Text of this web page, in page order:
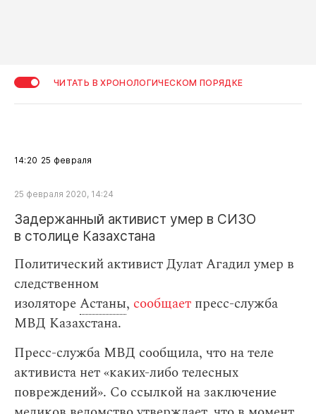
ЧИТАТЬ В ХРОНОЛОГИЧЕСКОМ ПОРЯДКЕ
14:20 25 февраля
25 февраля 2020, 14:24
Задержанный активист умер в СИЗО
в столице Казахстана
Политический активист Дулат Агадил умер в
следственном
изолятореАстаны, сообщает пресс-служба
МВД Казахстана.
Пресс-служба МВД сообщила, что на теле
активиста нет «каких-либо телесных
повреждений». Cо ссылкой на заключение